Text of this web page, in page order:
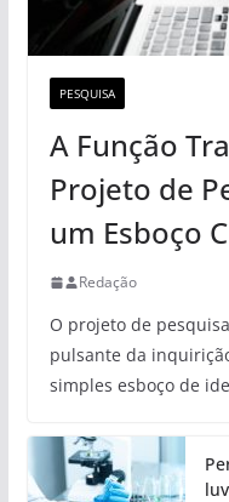
PESQUISA
A Função
Projeto de
um Esboço
Redação
O projeto de
pulsante da
simples esboço de